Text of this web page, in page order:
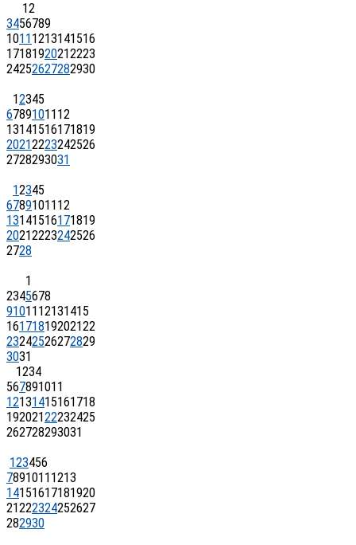
12
3456789
1011 1213141516
17181920212223
24252627282930
12345
67891011 12
13141516171819
20212223242526
2728293031
12345
67891011 12
13141516171819
20212223242526
2728
1
2345678
91011 12131415
16171819202122
23242526272829
3031
1234
567891011
12131415161718
19202122232425
262728293031
123456
7891011 1213
14151617181920
21222324252627
282930